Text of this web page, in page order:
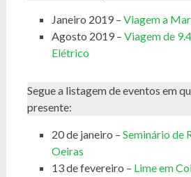
Janeiro 2019 – Viagem a
Agosto 2019 – Viagem de
Elétrico
Segue a listagem de eventos em
presente:
20 de janeiro – Seminário de
Oeiras
13 de fevereiro – Lime em